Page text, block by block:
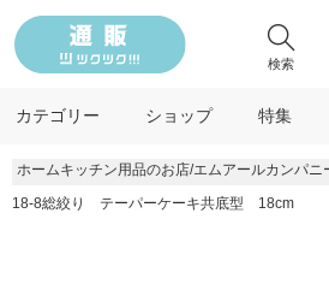
検索
カテゴリー ショップ 特集
ホームキッチン用品のお店/エムアールカンパニ
18-8総絞り テーパーケーキ共底型 18cm